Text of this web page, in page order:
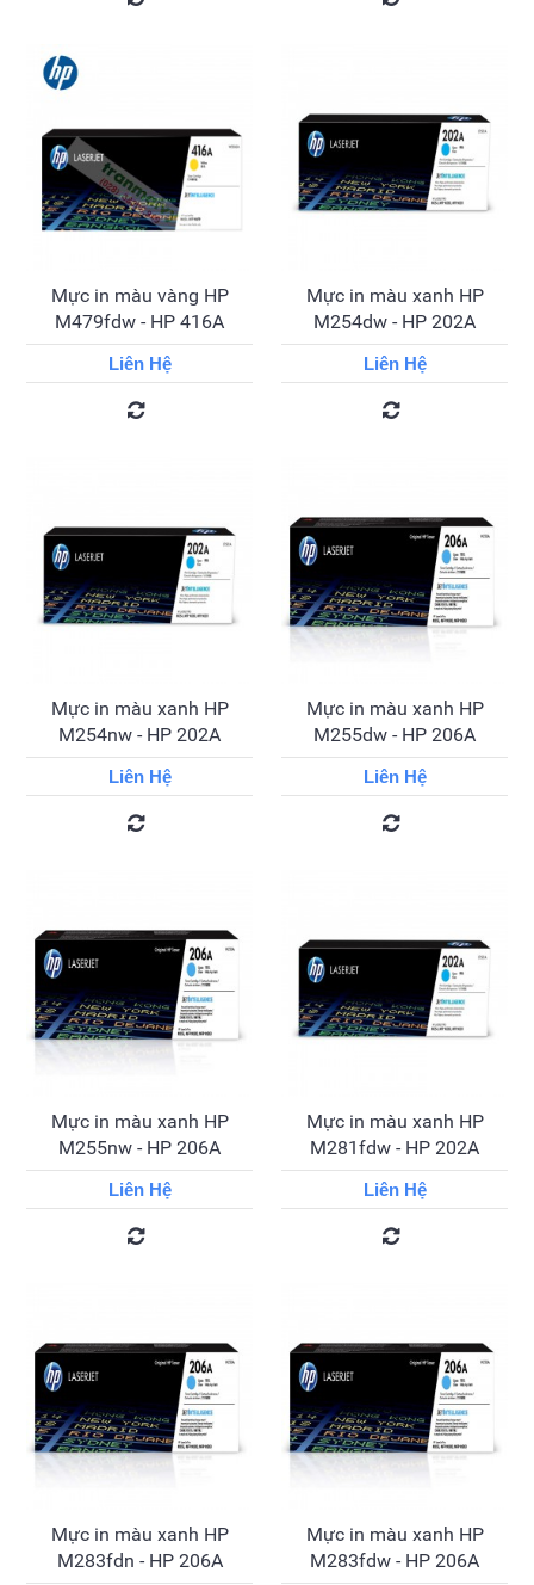
Mực in màu vàng HP
M479fdw - HP 416A
Liên Hệ
Mực in màu xanh HP
M254dw - HP 202A
Liên Hệ
Mực in màu xanh HP
M254nw - HP 202A
Liên Hệ
Mực in màu xanh HP
M255dw - HP 206A
Liên Hệ
Mực in màu xanh HP
M255nw - HP 206A
Liên Hệ
Mực in màu xanh HP
M281fdw - HP 202A
Liên Hệ
Mực in màu xanh HP
M283fdn - HP 206A
Mực in màu xanh HP
M283fdw - HP 206A